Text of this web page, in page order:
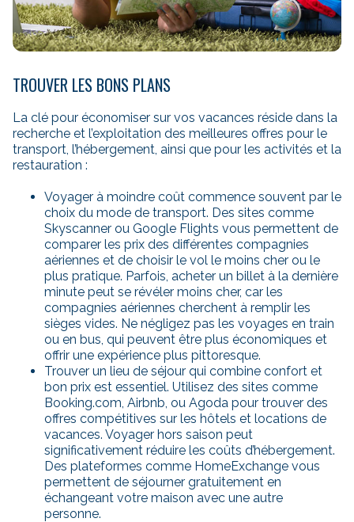
TROUVER LES BONS PLANS
La clé pour économiser sur vos vacances réside dans la
recherche et l’exploitation des meilleures offres pour le
transport, l’hébergement, ainsi que pour les activités et la
restauration :
Voyager à moindre coût commence souvent par le
choix du mode de transport. Des sites comme
Skyscanner ou Google Flights vous permettent de
comparer les prix des différentes compagnies
aériennes et de choisir le vol le moins cher ou le
plus pratique. Parfois, acheter un billet à la dernière
minute peut se révéler moins cher, car les
compagnies aériennes cherchent à remplir les
sièges vides. Ne négligez pas les voyages en train
ou en bus, qui peuvent être plus économiques et
offrir une expérience plus pittoresque.
Trouver un lieu de séjour qui combine confort et
bon prix est essentiel. Utilisez des sites comme
Booking.com, Airbnb, ou Agoda pour trouver des
offres compétitives sur les hôtels et locations de
vacances. Voyager hors saison peut
significativement réduire les coûts d’hébergement.
Des plateformes comme HomeExchange vous
permettent de séjourner gratuitement en
échangeant votre maison avec une autre
personne.